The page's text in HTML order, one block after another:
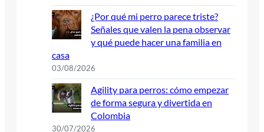
¿Por qué mi perro parece triste?
Señales que valen la pena observar
y qué puede hacer una familia en
casa
03/08/2026
Agility para perros: cómo empezar
de forma segura y divertida en
Colombia
30/07/2026